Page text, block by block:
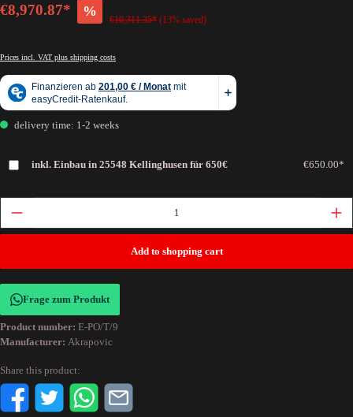
€8,970.87* %
€10,311.35* (13% saved)
Prices incl. VAT plus shipping costs
delivery time: 1-2 weeks
inkl. Einbau in 25548 Kellinghusen für 650€ €650.00*
Add to shopping cart
Frage zum Produkt
Product number: E-PO/T/9
Manufacturer: Akrapovic
Share this product: